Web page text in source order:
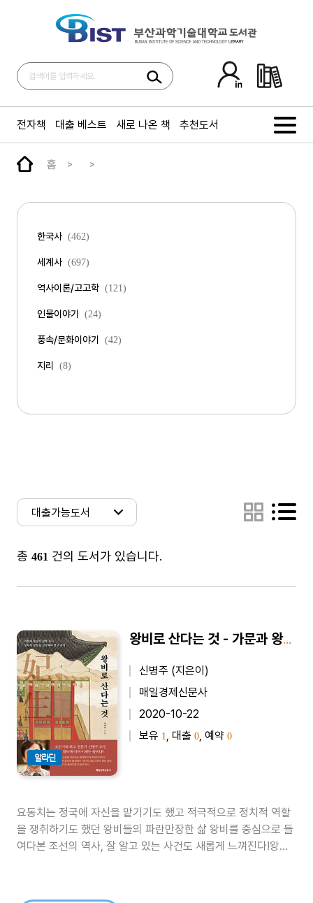
전자책 대출 베스트 새로 나온 책 추천도서
홈
한국사 (462)
세계사 (697)
역사이론/고고학 (121)
인물이야기 (24)
풍속/문화이야기 (42)
지리 (8)
총 461 건의 도서가 있습니다.
알라딘
왕비로 산다는 것 - 가문과 왕실의 권력 사이 정치적 갈등을 감당해야 했던 운명
신병주 (지은이)
매일경제신문사
2020-10-22
보유 1 , 대출 0 , 예약 0
요동치는 정국에 자신을 맡기기도 했고 적극적으로 정치적 역할
을 쟁취하기도 했던 왕비들의 파란만장한 삶 왕비를 중심으로 들
여다본 조선의 역사, 잘 알고 있는 사건도 새롭게 느껴진다!왕비